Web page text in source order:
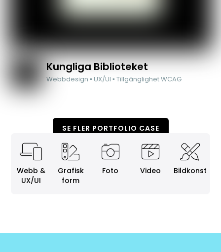
Kungliga Biblioteket
Webbdesign ▪ UX/UI ▪ Tillgänglighet WCAG
SE FLER PORTFOLIO CASE
Webb &
UX/UI
Grafisk
form
Foto Video Bildkonst